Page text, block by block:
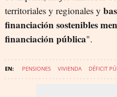
territoriales y regionales y
financiación sostenibles
financiación pública".
PENSIONES VIVIENDA DÉFICIT